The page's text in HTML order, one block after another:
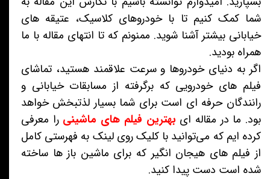
شما کمک کنیم تا با خودروهای کلاسیک، عتیقه های
خیابانی بیشتر آشنا شوید. ممنونم که تا انتهای مقاله با ما
همراه بودید.
اگر به دنیای خودروها و سرعت علاقمند هستید، تماشای
فیلم های خودرویی که برگرفته از مسابقات خیابانی و
رانندگان حرفه ای است برای شما بسیار لذتبخش خواهد
بود. ما در مقاله ای بهترین فیلم های ماشینیرا معرفی
کرده ایم که می‌توانید با کلیک روی لینک به فهرستی کامل
از فیلم های هیجان انگیر که برای ماشین باز ها ساخته
شده است دست پیدا کنید.